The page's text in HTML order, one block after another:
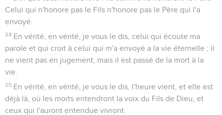
Celui qui n'honore pas le Fils n'honore pas le Père qui l'a
envoyé.
24 En vérité, en vérité, je vous le dis, celui qui écoute ma
parole et qui croit à celui qui m'a envoyé a la vie éternelle ; il
ne vient pas en jugement, mais il est passé de la mort à la
vie.
25 En vérité, en vérité, je vous le dis, l'heure vient, et elle est
déjà là, où les morts entendront la voix du Fils de Dieu, et
ceux qui l'auront entendue vivront.